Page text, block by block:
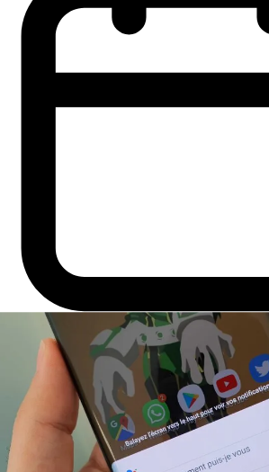
Mai 17, 2025